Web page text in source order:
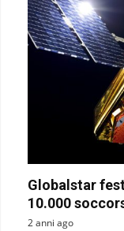
Globalstar
10.000
2 anni ago